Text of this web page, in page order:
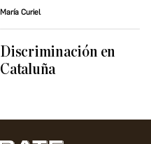
María Curiel
Discriminación en
Cataluña